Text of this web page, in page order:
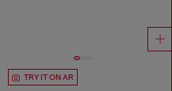
TRY IT ON AR